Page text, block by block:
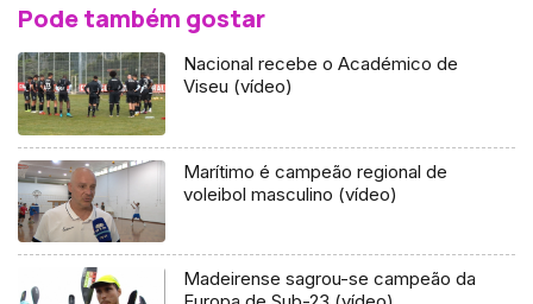
Pode também gostar
Nacional recebe o Académico de
Viseu (vídeo)
Marítimo é campeão regional de
voleibol masculino (vídeo)
Madeirense sagrou-se campeão da